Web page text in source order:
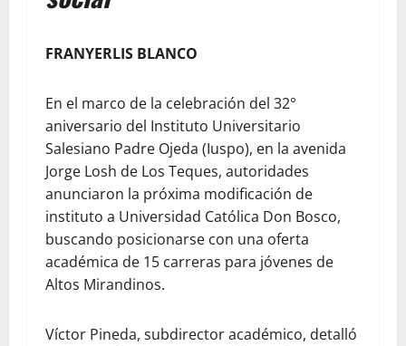
FRANYERLIS BLANCO
En el marco de la celebración del 32°
aniversario del Instituto Universitario
Salesiano Padre Ojeda (Iuspo), en la avenida
Jorge Losh de Los Teques, autoridades
anunciaron la próxima modificación de
instituto a Universidad Católica Don Bosco,
buscando posicionarse con una oferta
académica de 15 carreras para jóvenes de
Altos Mirandinos.
Víctor Pineda, subdirector académico, detalló